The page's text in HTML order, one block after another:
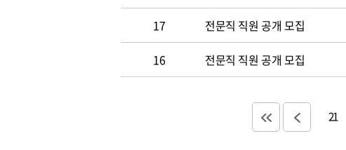
17 전문직 직원 공개 모집
16 전문직 직원 공개 모집
21